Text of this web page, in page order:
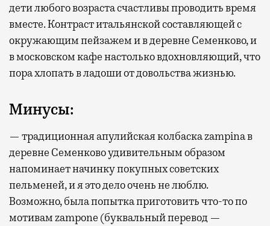
дети любого возраста счастливы проводить время
вместе. Контраст итальянской составляющей с
окружающим пейзажем и в деревне Семенково, и
в московском кафе настолько вдохновляющий, что
пора хлопать в ладоши от довольства жизнью.
Минусы:
— традиционная апулийская колбаска zampina в
деревне Семенково удивительным образом
напоминает начинку покупных советских
пельменей, и я это дело очень не люблю.
Возможно, была попытка приготовить что-то по
мотивам zampone (буквальный перевод —